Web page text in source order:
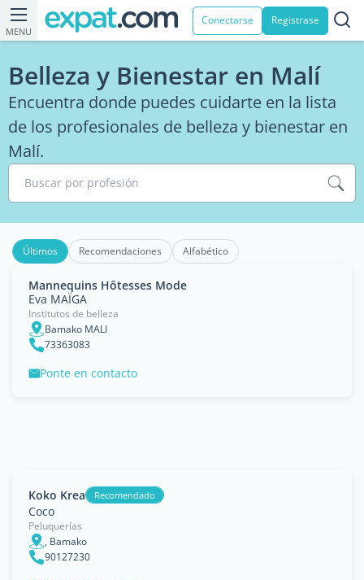
MENU
Conectarse Registrase
Belleza y Bienestar en Malí
Encuentra donde puedes cuidarte en la lista
de los profesionales de belleza y bienestar en
Malí.
Buscar por profesión
Últimos Recomendaciones Alfabético
Mannequins Hôtesses Mode
Eva MAÏGA
Institutos de belleza
Bamako MALI
73363083
Ponte en contacto
Koko Krea Recomendado
Coco
Peluquerías
, Bamako
90127230